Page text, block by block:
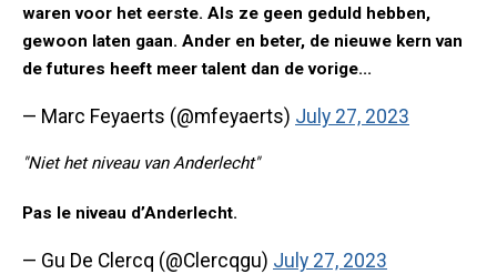
waren voor het eerste. Als ze geen geduld hebben,
gewoon laten gaan. Ander en beter, de nieuwe kern van
de futures heeft meer talent dan de vorige...
— Marc Feyaerts (@mfeyaerts) July 27, 2023
"Niet het niveau van Anderlecht"
Pas le niveau d’Anderlecht.
— Gu De Clercq (@Clercqgu) July 27, 2023